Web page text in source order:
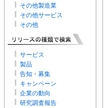
その他製造業
その他サービス
その他
サービス
製品
告知・募集
キャンペーン
企業の動向
研究調査報告